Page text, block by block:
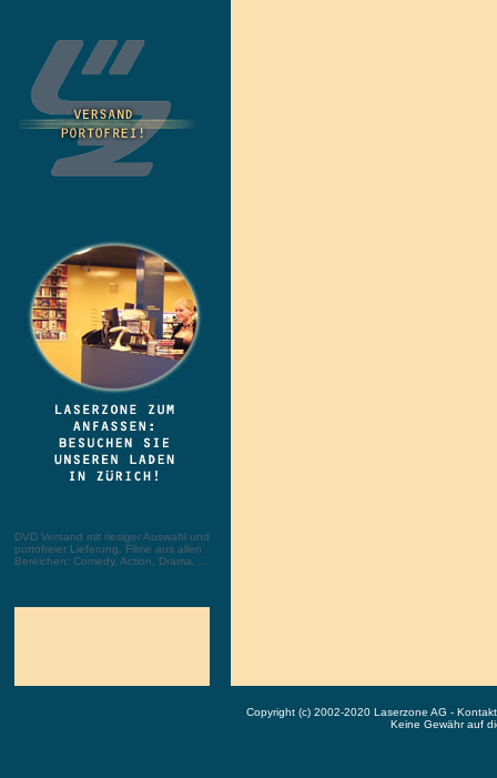
DVD Versand mit riesiger Auswahl und
portofreier Lieferung. Filme aus allen
Bereichen: Comedy, Action, Drama, ...
Copyright (c) 2002-2020 Laserzone AG -
Keine Gewähr auf